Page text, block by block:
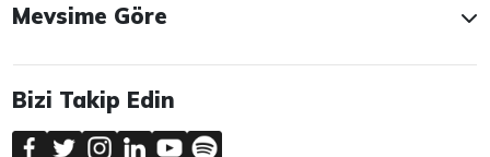
Mevsime Göre
Bizi Takip Edin